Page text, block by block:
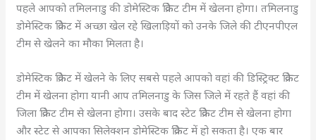
पहले आपको तमिलनाडु की डोमेस्टिक क्रिकेट टीम में खेलना होगा। तमिलनाडु
डोमेस्टिक क्रिकेट में अच्छा खेल रहे खिलाड़ियों को उनके जिले की टीएनपीएल
टीम से खेलने का मौका मिलता है।
डोमेस्टिक क्रिकेट में खेलने के लिए सबसे पहले आपको वहां की डिस्ट्रिक्ट क्रिकेट
टीम में खेलना होगा यानी आप तमिलनाडु के जिस जिले में रहते हैं वहां की
जिला क्रिकेट टीम से खेलना होगा। उसके बाद स्टेट क्रिकेट टीम से खेलना होगा
और स्टेट से आपका सिलेक्शन डोमेस्टिक क्रिकेट में हो सकता है। एक बार